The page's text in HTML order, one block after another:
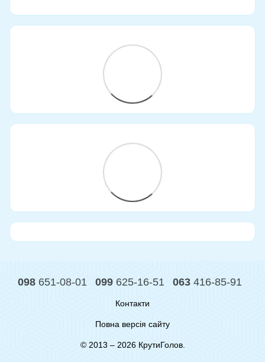
098 651-08-01 099 625-16-51 063 416-85-91
Контакти
Повна версія сайту
© 2013 – 2026 КрутиГолов.